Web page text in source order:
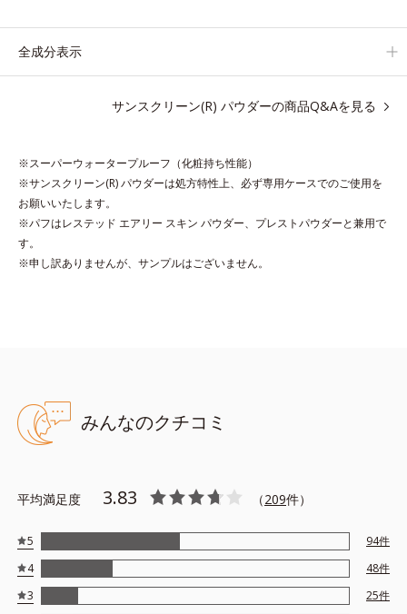
チュラルなツヤ感を演出します。
ずれ＆テカリを防いでサラサラ肌が長時間続きます。
水や汗に強いスーパーウォータープルーフ(*4)だから、レジャー
にも大活躍してくれます。
*1 シリカ、セルロース、窒化ホウ素配合＝セミマット肌を叶え
る球状と板状の粉体
●無香料 ●酸化しやすい油分不使用 ●タール色素不使用
●SPF50+／PA++++ ●UV耐水性★★ ●スーパーウォータープルー
フ*1 ●スムースヴェールパウダー*2＝セミマット肌を叶える球状
ングキープ処方＝皮脂吸着粉体とくすみにくい粉体で、崩れにくい
処方 ●スキマレスUVプロテクター*4＝隙間なく肌をUVカットでき
*1：化粧持ち性能 *2：シリカ、セルロース、窒化ホウ素 *3：シ
リカ *4：メトキシケイヒ酸エチルへキシル、ビスエチルヘキシル
全成分表示
サンスクリーン(R) パウダーの商品Q&Aを見る
※スーパーウォータープルーフ（化粧持ち性能）
※サンスクリーン(R) パウダーは処方特性上、必ず専用ケースでのご使用を
お願いいたします。
※パフはレステッド エアリー スキン パウダー、プレストパウダーと兼用で
す。
※申し訳ありませんが、サンプルはございません。
みんなのクチコミ
平均満足度 3.83 （209件）
5 94件
4
48件
3
25件